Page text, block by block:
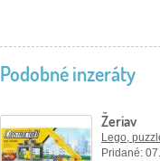
Podobné inzeráty
Žeriav
Lego,
Pridané: